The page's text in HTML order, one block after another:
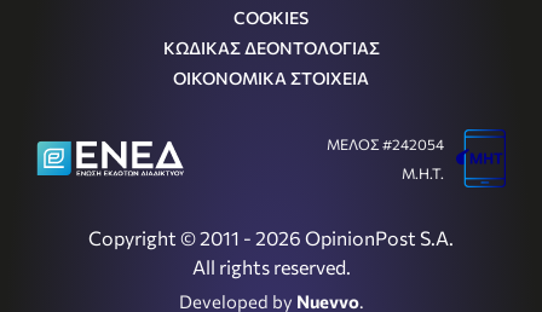
COOKIES
ΚΩΔΙΚΑΣ ΔΕΟΝΤΟΛΟΓΙΑΣ
ΟΙΚΟΝΟΜΙΚΑ ΣΤΟΙΧΕΙΑ
Copyright © 2011 - 2026 OpinionPost S.A.
All rights reserved.
Developed by Nuevvo
ΜΕΛΟΣ #242054
Μ.Η.Τ.